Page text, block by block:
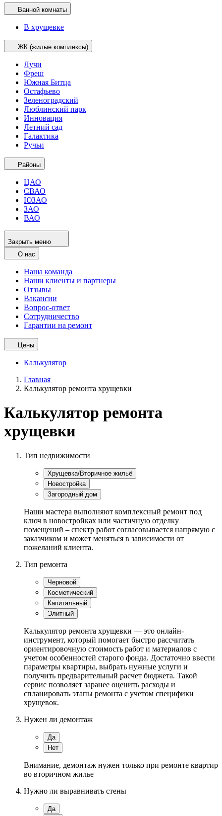
Ванной комнаты
В хрущевке
ЖК (жилые комплексы)
Лучи
Фреш
Южная Битца
Остафьево
Зеленоградский
Люблинский парк
Инновация
Летний сад
Галактика
Ручьи
Районы
ЦАО
СВАО
ЮЗАО
ЗАО
ВАО
Закрыть меню
О нас
Наша команда
Наши клиенты и партнеры
Отзывы
Вакансии
Вопрос-ответ
Сотрудничество
Гарантии на ремонт
Цены
Калькулятор
Главная
Калькулятор ремонта хрущевки
Калькулятор ремонта
хрущевки
Тип недвижимости
Хрущевка/Вторичное жильё
Новостройка
Загородный дом
Наши мастера выполняют комплексный ремонт под
ключ в новостройках или частичную отделку
помещений – спектр работ согласовывается напрямую с
заказчиком и может меняться в зависимости от
пожеланий клиента.
Тип ремонта
Черновой
Косметический
Капитальный
Элитный
Калькулятор ремонта хрущевки — это онлайн-
инструмент, который помогает быстро рассчитать
ориентировочную стоимость работ и материалов с
учетом особенностей старого фонда. Достаточно ввести
параметры квартиры, выбрать нужные услуги и
получить предварительный расчет бюджета. Такой
сервис позволяет заранее оценить расходы и
спланировать этапы ремонта с учетом специфики
хрущевок.
Нужен ли демонтаж
Да
Нет
Внимание, демонтаж нужен только при ремонте квартир
во вторичном жилье
Нужно ли выравнивать стены
Да